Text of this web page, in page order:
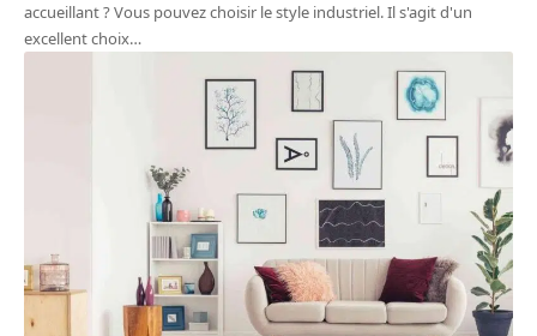
accueillant ? Vous pouvez choisir le style industriel. Il s'agit d'un
excellent choix…